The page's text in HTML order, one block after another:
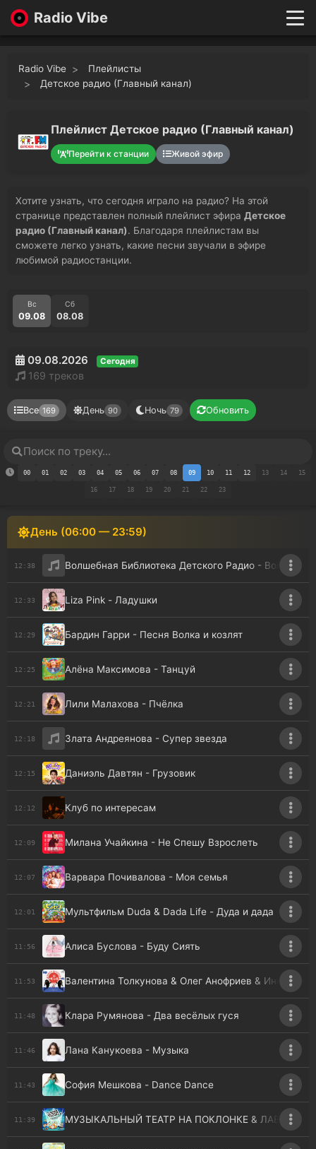
Radio Vibe
Genres
Favorites
Radio Vibe
Плейлисты
Детское радио (Главный канал)
Плейлист Детское радио (Главный канал)
Перейти к станции Живой эфир
Хотите узнать, что сегодня играло на радио? На этой
странице представлен полный плейлист эфира Детское
радио (Главный канал). Благодаря плейлистам вы
сможете легко узнать, какие песни звучали в эфире
любимой радиостанции.
Вс
09.08
Сб
08.08
09.08.2026 Сегодня
169 треков
Все 169 День 90 Ночь 79 Обновить
00 01 02 03 04 05 06 07 08 09 10 11 12 13 14 15
16 17 18 19 20 21 22 23
День (06:00 — 23:59)
12:38 Волшебная Библиотека Детского Радио -
12:33 Liza Pink - Ладушки
12:29 Бардин Гарри - Песня Волка и козлят
12:25 Алёна Максимова - Танцуй
12:21 Лили Малахова - Пчёлка
12:18 Злата Андреянова - Супер звезда
12:15 Даниэль Давтян - Грузовик
12:12 Клуб по интересам
12:09 Милана Учайкина - Не Спешу Взрослеть
12:07 Варвара Почивалова - Моя семья
12:01 Мультфильм Duda & Dada Life - Дуда и дада
11:56 Алиса Буслова - Буду Сиять
11:53 Валентина Толкунова & Олег Анофриев &
11:48 Клара Румянова - Два весёлых гуся
11:46 Лана Канукоева - Музыка
11:43 София Мешкова - Dance Dance
11:39 МУЗЫКАЛЬНЫЙ ТЕАТР НА ПОКЛОНКЕ &